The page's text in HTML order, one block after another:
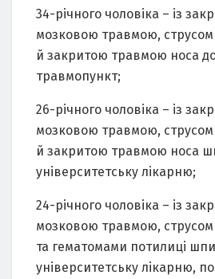
34-річного чоловіка – із
мозковою травмою, струсом
й закритою травмою носа
травмопункт;
26-річного чоловіка – із
мозковою травмою, струсом
й закритою травмою носа
університетську лікарню;
24-річного чоловіка – із
мозковою травмою, струсом
та гематомами потилиці
університетську лікарню,